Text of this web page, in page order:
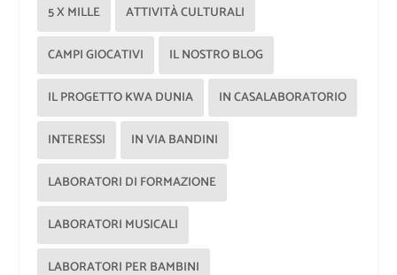
5 X MILLE ATTIVITÀ CULTURALI
CAMPI GIOCATIVI IL NOSTRO BLOG
IL PROGETTO KWA DUNIA IN CASALABORATORIO
INTERESSI IN VIA BANDINI
LABORATORI DI FORMAZIONE
LABORATORI MUSICALI
LABORATORI PER BAMBINI